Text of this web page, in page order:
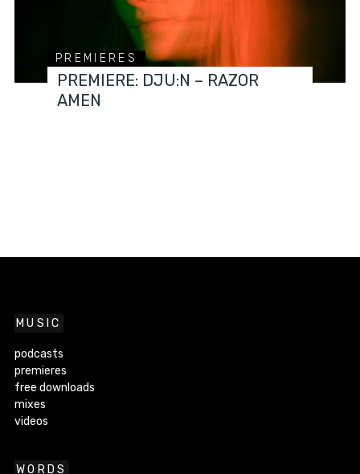
PREMIERES
PREMIERE: DJU:N – RAZOR
AMEN
MUSIC
podcasts
premieres
free downloads
mixes
videos
WORDS